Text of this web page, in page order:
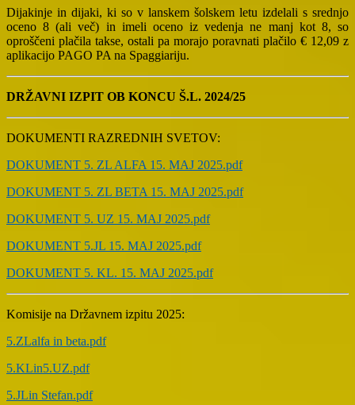
Dijakinje in dijaki, ki so v lanskem šolskem letu izdelali s srednjo
oceno 8 (ali več) in imeli oceno iz vedenja ne manj kot 8, so
oproščeni plačila takse, ostali pa morajo poravnati plačilo € 12,09 z
aplikacijo PAGO PA na Spaggiariju.
DRŽAVNI IZPIT OB KONCU Š.L. 2024/25
DOKUMENTI RAZREDNIH SVETOV:
DOKUMENT 5. ZL ALFA 15. MAJ 2025.pdf
DOKUMENT 5. ZL BETA 15. MAJ 2025.pdf
DOKUMENT 5. UZ 15. MAJ 2025.pdf
DOKUMENT 5.JL 15. MAJ 2025.pdf
DOKUMENT 5. KL. 15. MAJ 2025.pdf
Komisije na Državnem izpitu 2025:
5.ZLalfa in beta.pdf
5.KLin5.UZ.pdf
5.JLin Stefan.pdf